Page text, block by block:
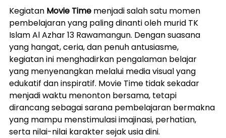
Kegiatan Movie Time menjadi salah satu momen
pembelajaran yang paling dinanti oleh murid TK
Islam Al Azhar 13 Rawamangun. Dengan suasana
yang hangat, ceria, dan penuh antusiasme,
kegiatan ini menghadirkan pengalaman belajar
yang menyenangkan melalui media visual yang
edukatif dan inspiratif. Movie Time tidak sekadar
menjadi waktu menonton bersama, tetapi
dirancang sebagai sarana pembelajaran bermakna
yang mampu menstimulasi imajinasi, perhatian,
serta nilai-nilai karakter sejak usia dini.